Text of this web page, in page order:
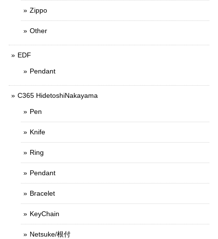
Zippo
Other
EDF
Pendant
C365 HidetoshiNakayama
Pen
Knife
Ring
Pendant
Bracelet
KeyChain
Netsuke/根付